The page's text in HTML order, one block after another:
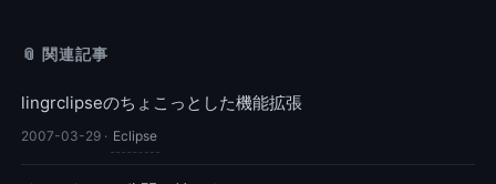
📎 関連記事
lingrclipseのちょこっとした機能拡張
2007-03-29· Eclipse